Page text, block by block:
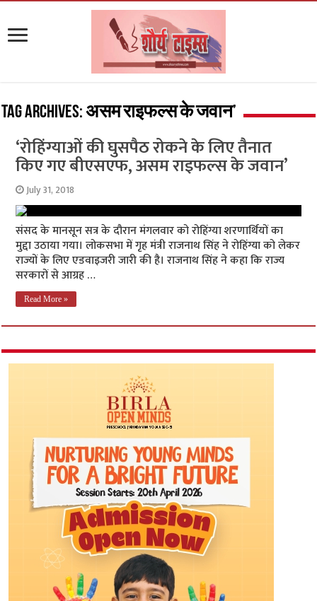
Tag Archives:असम राइफल्स के जवान’
‘रोहिंग्याओं की घुसपैठ रोकने के लिए तैनात
किए गए बीएसएफ, असम राइफल्स के जवान’
July 31, 2018
संसद के मानसून सत्र के दौरान मंगलवार को रोहिंग्‍या शरणार्थियों का
मुद्दा उठाया गया। लोकसभा में गृह मंत्री राजनाथ सिंह ने रोहिंग्या को लेकर
राज्यों के लिए एडवाइजरी जारी की है। राजनाथ सिंह ने कहा कि राज्य
सरकारों से आग्रह …
Read More »